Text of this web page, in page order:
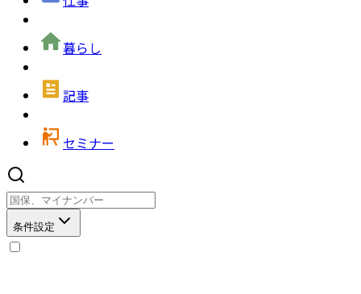
暮らし
記事
セミナー
条件設定